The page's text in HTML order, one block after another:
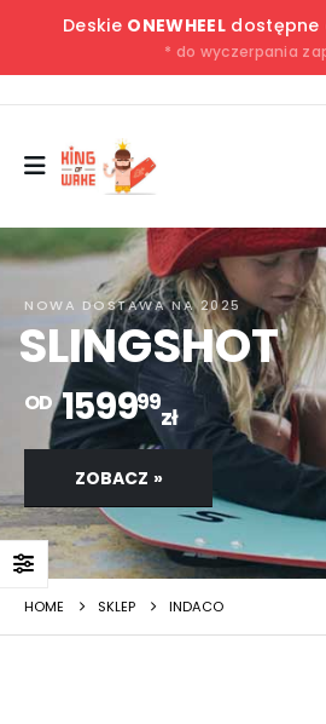
Deskie ONEWHEELdostępne
* do wyczerpania
NOWA DOSTAWA NA 2025
SLINGSHOT
OD 159999
zł
ZOBACZ »
HOME SKLEP INDACO